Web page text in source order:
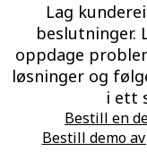
Last
Formater
Lag
beslutninger.
oppdage
løsninger og
i ett
Bestill en
Bestill demo